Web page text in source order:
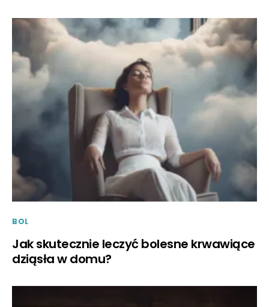
BOL
Jak skutecznie leczyć bolesne krwawiące
dziąsła w domu?